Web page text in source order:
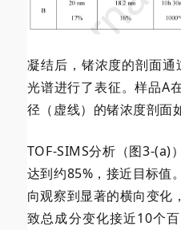
凝结后，锗浓度的剖面通
光谱进行了表征。样品A
径（虚线）的锗浓度剖面
TOF-SIMS分析（图3-(a)
达到约85%，接近目标值
向观察到显著的横向变化
致总成分变化接近10个